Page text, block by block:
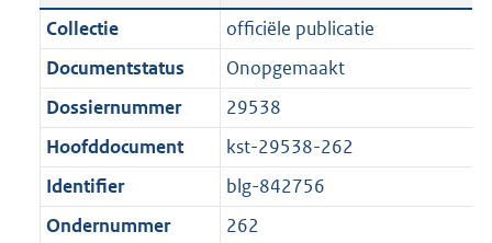
c
t
i
e
n
f
t
:
7
7
3
K
b
n
d
s
r
o
o
a
n
d
g
r
o
Collectie
officiële publicatie
Documentstatus
Onopgemaakt
Dossiernummer
29538
Hoofddocument
kst-29538-262
Identifier
blg-842756
Ondernummer
262